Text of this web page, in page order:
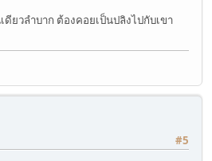
ยวลำบาก ต้องคอยเป็นปลิงไปกับเขา
#5